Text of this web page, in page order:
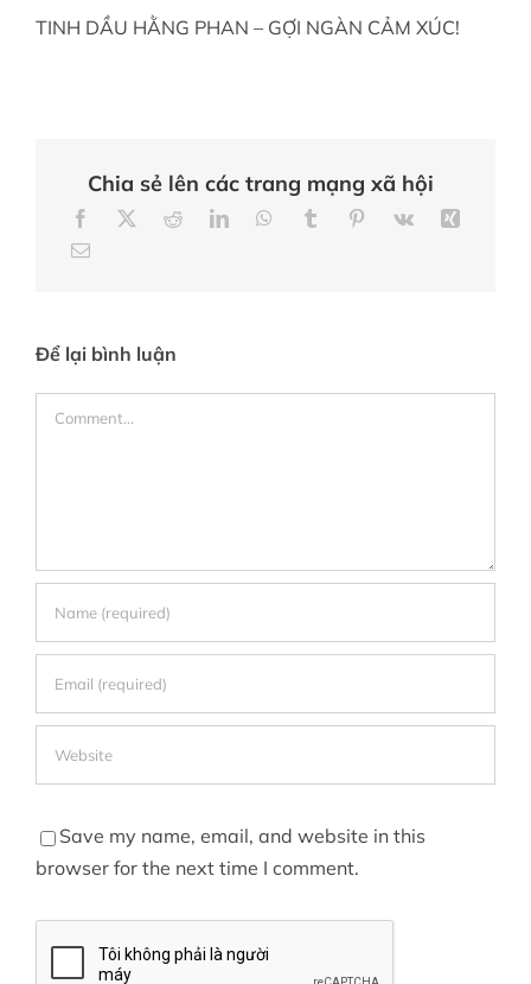
TINH DẦU HẰNG PHAN – GỢI NGÀN CẢM XÚC!
Chia sẻ lên các trang mạng xã hội
Để lại bình luận
Comment
Save my name, email, and website in this
browser for the next time I comment.